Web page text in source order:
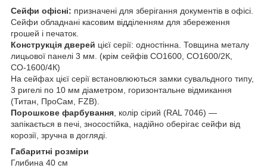
Сейфи офісні: призначені для зберігання документів в офісі.
Сейфи обладнані касовим відділенням для збереження
грошей і печаток.
Конструкція дверей цієї серії: одностінна. Товщина металу
лицьової панелі 3 мм. (крім сейфів СО1600, СО1600/2К,
СО-1600/4К)
На сейфах цієї серії встановлюються замки сувальдного типу,
3 ригелі по 10 мм діаметром, горизонтальне відмикання
(Титан, ПроСам, FZB).
Порошкове фарбування , колір сірий (RAL 7046) —
запікається в печі, зносостійка, надійно оберігає сейфи від
корозії, зручна в догляді.
Габаритні розміри
Глибина 40 см